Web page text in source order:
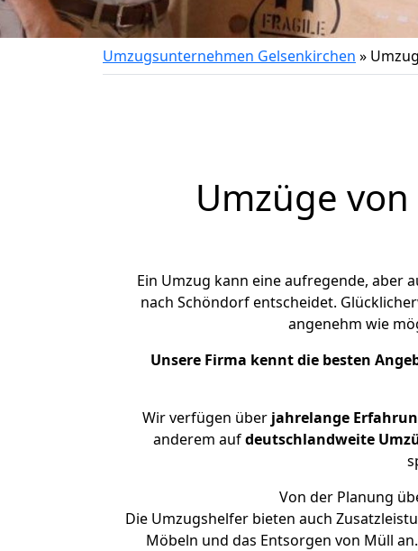
Umzugsunternehmen Gelsenkirchen »
Umzüge
Ein Umzug kann eine aufregende, aber
nach Schöndorf entscheidet.
angenehm wie
Unsere Firma kennt die besten
Wir verfügen über jahrelange
anderem aufdeutschlandweite
Von der Planung
Die Umzugshelfer bieten auch
Möbeln und das Entsorgen von Müll